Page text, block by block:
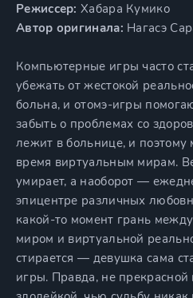
Режиссер: Хабара Кумико
Автор оригинала: Нагасэ
Компьютерные игры часто
убежать от жестокой
больна, и отомэ-игры
забыть о проблемах со
лежит в больнице, и поэтому
время виртуальным мирам.
умирает, а наоборот —
эпицентре различных
какой-то момент грань
миром и виртуальной
стирается — девушка сама
игры. Правда, не прекрасной